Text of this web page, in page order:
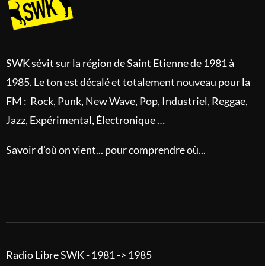
SWK sévit sur la région de Saint Etienne de 1981 à
1985. Le ton est décalé et totalement nouveau pour la
FM : Rock, Punk, New Wave, Pop, Industriel, Reggae,
Jazz, Expérimental, Électronique …
Savoir d'où on vient... pour comprendre où...
Radio Libre SWK - 1981 -> 1985